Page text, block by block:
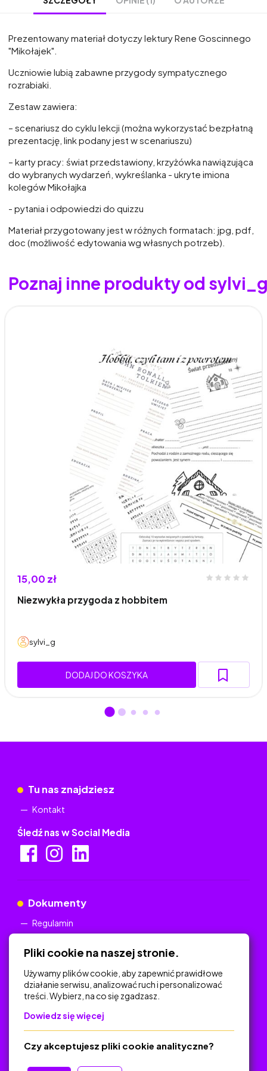
Prezentowany materiał dotyczy lektury Rene Goscinnego
"Mikołajek".
Uczniowie lubią zabawne przygody sympatycznego
rozrabiaki.
Zestaw zawiera:
– scenariusz do cyklu lekcji (można wykorzystać bezpłatną
prezentację, link podany jest w scenariuszu)
– karty pracy: świat przedstawiony, krzyżówka nawiązująca
do wybranych wydarzeń, wykreślanka - ukryte imiona
kolegów Mikołajka
- pytania i odpowiedzi do quizzu
Materiał przygotowany jest w różnych formatach: jpg, pdf,
doc (możliwość edytowania wg własnych potrzeb).
Poznaj inne produkty od
15,00 zł
Niezwykła przygoda z hobbitem
sylvi_g
DODAJ DO KOSZYKA
Tu nas znajdziesz
Kontakt
Śledź nas w Social Media
Dokumenty
Regulamin
Na skróty
Polityka Prywatności
O platformie
Pliki cookie na naszej stronie.
Używamy plików cookie, aby zapewnić prawidłowe
działanie serwisu, analizować ruch i personalizować
treści. Wybierz, na co się zgadzasz.
Dowiedz się więcej
Czy akceptujesz pliki cookie analityczne?